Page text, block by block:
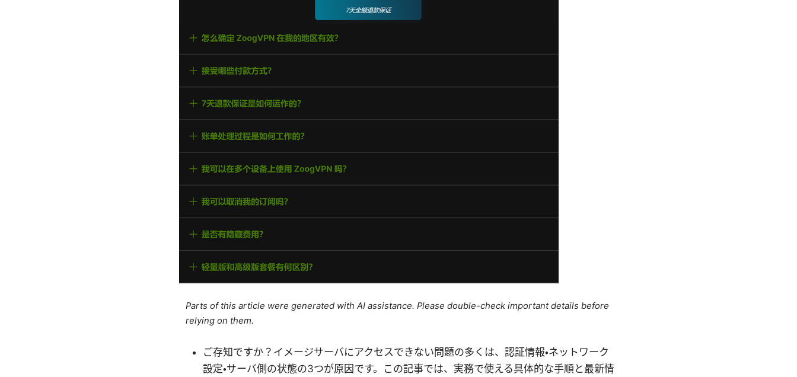
Parts of this article were generated with AI assistance. Please double-check important details before
relying on them.
ご存知ですか？イメージサーバにアクセスできない問題の多くは、認証情報・ネットワーク
設定・サーバ側の状態の3つが原因です。この記事では、実務で使える具体的な手順と最新情